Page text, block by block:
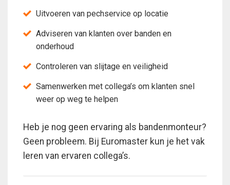
Uitvoeren van pechservice op locatie
Adviseren van klanten over banden en
onderhoud
Controleren van slijtage en veiligheid
Samenwerken met collega’s om klanten snel
weer op weg te helpen
Heb je nog geen ervaring als bandenmonteur?
Geen probleem. Bij Euromaster kun je het vak
leren van ervaren collega’s.